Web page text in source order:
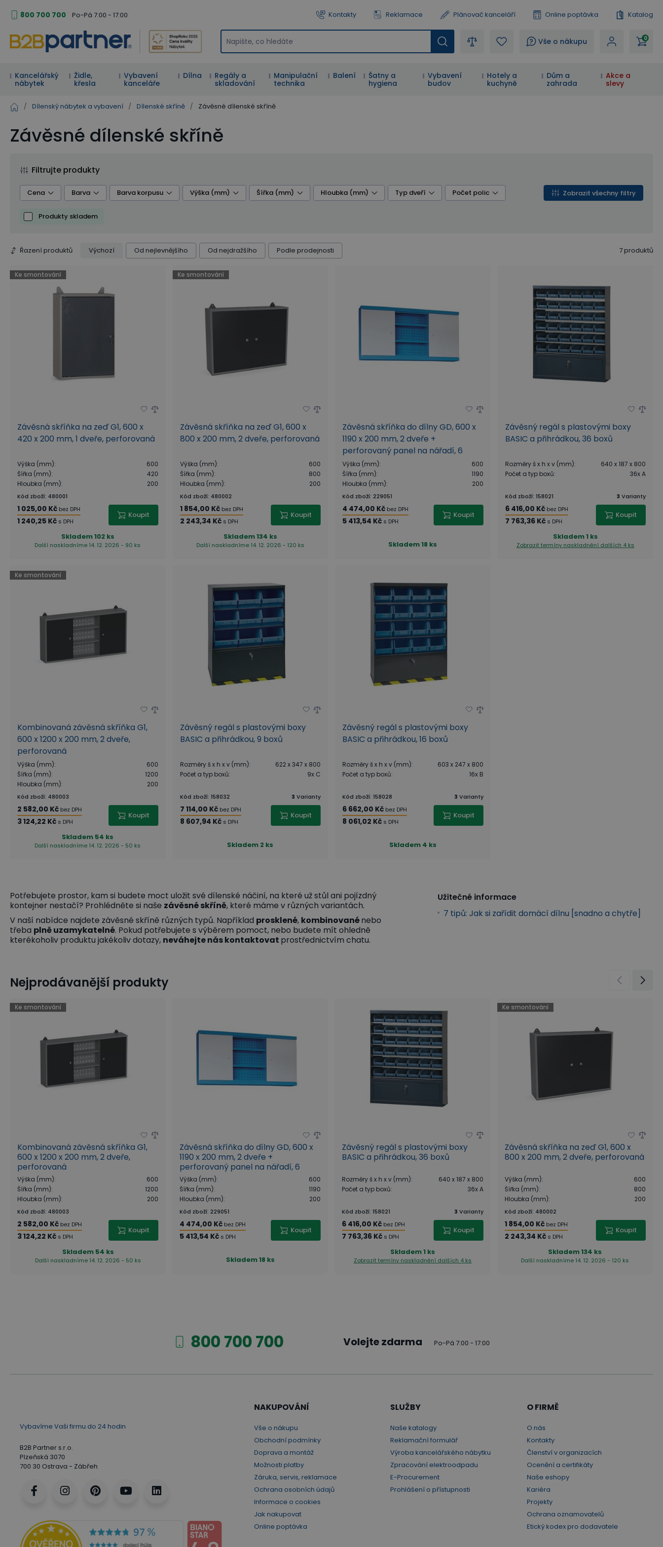
800 700 700 Po-Pá 7:00 - 17:00 Kontakty Reklamace Plánovač kanceláří Online poptávka Katalog
? Vše o nákupu 0
Kancelářský
nábytek
Židle,
křesla
Vybavení
kanceláře
Dílna
Regály a
skladování
Manipulační
technika
Balení
Šatny a
hygiena
Vybavení
budov
Hotely a
kuchyně
Dům a
zahrada
Akce a
slevy
/ Dílenský nábytek a vybavení / Dílenské skříně / Závěsné dílenské skříně
Závěsné dílenské skříně
Filtrujte produkty
Cena Barva Barva korpusu Výška (mm) Šířka (mm) Hloubka (mm) Typ dveří Počet polic Zobrazit všechny filtry
Produkty skladem
Řazení produktů Výchozí Od nejlevnějšího Od nejdražšího Podle prodejnosti 7produktů
Ke smontování
Závěsná skříňka na zeď G1, 600 x
420 x 200 mm, 1 dveře, perforovaná
Výška (mm):
600
Šířka (mm):
420
Hloubka (mm): 200
Kód zboží: 480001
1 025,00 Kč bez DPH
1 240,25 Kč s DPH
Koupit
Skladem102 ks
Další naskladníme 14. 12. 2026 - 90 ks
Ke smontování
Závěsná skříňka na zeď G1, 600 x
800 x 200 mm, 2 dveře, perforovaná
Výška (mm):
600
Šířka (mm):
800
Hloubka (mm): 200
Kód zboží: 480002
1 854,00 Kč bez DPH
2 243,34 Kč s DPH
Koupit
Skladem134 ks
Další naskladníme 14. 12. 2026 - 120 ks
Závěsná skříňka do dílny GD, 600 x
1190 x 200 mm, 2 dveře +
perforovaný panel na nářadí, 6
polic, modrá
Výška (mm):
600
Šířka (mm):
1190
Hloubka (mm): 200
Kód zboží: 229051
4 474,00 Kč bez DPH
5 413,54 Kč s DPH
Koupit
Skladem18 ks
Závěsný regál s plastovými boxy
BASIC a přihrádkou, 36 boxů
Rozměry š x h x v (mm):
640 x 187 x 800
Počet a typ boxů: 36x A
Kód zboží: 158021 3 Varianty
6 416,00 Kč bez DPH
7 763,36 Kč s DPH
Koupit
Skladem1 ks
Zobrazit termíny naskladnění dalších 4 ks
Ke smontování
Kombinovaná závěsná skříňka G1,
600 x 1200 x 200 mm, 2 dveře,
perforovaná
Výška (mm):
600
Šířka (mm):
1200
Hloubka (mm): 200
Kód zboží: 480003
2 582,00 Kč bez DPH
3 124,22 Kč s DPH
Koupit
Skladem 54 ks
Další naskladníme 14. 12. 2026 - 50 ks
Závěsný regál s plastovými boxy
BASIC a přihrádkou, 9 boxů
Rozměry š x h x v (mm):
622 x 347 x 800
Počet a typ boxů: 9x C
Kód zboží: 158032 3 Varianty
7 114,00 Kč bez DPH
8 607,94 Kč s DPH
Koupit
Skladem 2 ks
Závěsný regál s plastovými boxy
BASIC a přihrádkou, 16 boxů
Rozměry š x h x v (mm):
603 x 247 x 800
Počet a typ boxů: 16x B
Kód zboží: 158028 3 Varianty
6 662,00 Kč bez DPH
8 061,02 Kč s DPH
Koupit
Skladem 4 ks
Potřebujete prostor, kam si budete moct uložit své dílenské náčiní, na které už stůl ani pojízdný
kontejner nestačí? Prohlédněte si naše závěsnéskříně, které máme v různých variantách.
V naší nabídce najdete závěsné skříně různých typů. Například prosklené, kombinovanénebo
třeba plněuzamykatelné. Pokud potřebujete s výběrem pomoct, nebo budete mít ohledně
kterékoholiv produktu jakékoliv dotazy, neváhejtenáskontaktovat prostřednictvím chatu.
Užitečné informace
7 tipů: Jak si zařídit domácí dílnu [snadno a chytře]
Nejprodávanější produkty
Ke smontování
Kombinovaná závěsná skříňka G1,
600 x 1200 x 200 mm, 2 dveře,
perforovaná
Výška (mm):
600
Šířka (mm):
1200
Hloubka (mm): 200
Kód zboží: 480003
2 582,00 Kč bez DPH
3 124,22 Kč s DPH
Koupit
Skladem 54 ks
Další naskladníme 14. 12. 2026 - 50 ks
Závěsná skříňka do dílny GD, 600 x
1190 x 200 mm, 2 dveře +
perforovaný panel na nářadí, 6
polic, modrá
Výška (mm):
600
Šířka (mm):
1190
Hloubka (mm): 200
Kód zboží:229051
4 474,00 Kč bez DPH
5 413,54 Kč s DPH
Koupit
Skladem18 ks
Závěsný regál s plastovými boxy
BASIC a přihrádkou, 36 boxů
Rozměry š x h x v (mm):
640 x 187 x 800
Počet a typ boxů: 36x A
Kód zboží:158021 3 Varianty
6 416,00 Kč bez DPH
7 763,36 Kč s DPH
Koupit
Skladem1 ks
Zobrazit termíny naskladnění dalších 4 ks
Ke smontování
Závěsná skříňka na zeď G1, 600 x
800 x 200 mm, 2 dveře, perforovaná
Výška (mm):
600
Šířka (mm):
800
Hloubka (mm): 200
Kód zboží: 480002
1 854,00 Kč bez DPH
2 243,34 Kč s DPH
Koupit
Skladem134 ks
Další naskladníme 14. 12. 2026 - 120 ks
800 700 700 Volejte zdarma Po-Pá 7:00 - 17:00
Vybavíme Vaši firmu do 24 hodin
B2B Partner s.r.o.
Plzeňská 3070
700 30 Ostrava - Zábřeh
NAKUPOVÁNÍ
Vše o nákupu
Obchodní podmínky
Doprava a montáž
Možnosti platby
Záruka, servis, reklamace
Ochrana osobních údajů
Informace o cookies
Jak nakupovat
Online poptávka
SLUŽBY
Naše katalogy
Reklamační formulář
Výroba kancelářského nábytku
Zpracování elektroodpadu
E-Procurement
Prohlášení o přístupnosti
O FIRMĚ
O nás
Kontakty
Členství v organizacích
Ocenění a certifikáty
Naše eshopy
Kariéra
Projekty
Ochrana oznamovatelů
Etický kodex pro dodavatele